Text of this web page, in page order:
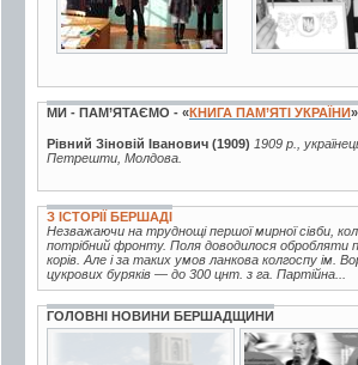
МИ - ПАМ’ЯТАЄМО - «КНИГА ПАМ’ЯТІ УКРАЇНИ
Рівний Зіновій Іванович (1909) 1909 р.,
Петрешти, Молдова.
З ІСТОРІЇ БЕРШАДІ
Незважаючи на труднощі першої мирної сівби,
потрібний фронту. Поля доводилося обробляти
корів. Але і за таких умов ланкова колгоспу ім.
цукрових буряків — до 300 цнт. з га. Партійна...
ГОЛОВНІ НОВИНИ БЕРШАДЩИНИ